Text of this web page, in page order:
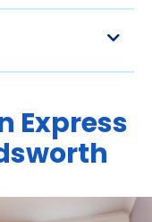
Express